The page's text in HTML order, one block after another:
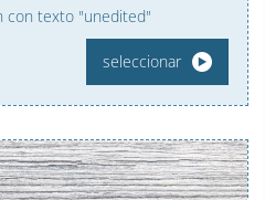
con texto "unedited"
seleccionar